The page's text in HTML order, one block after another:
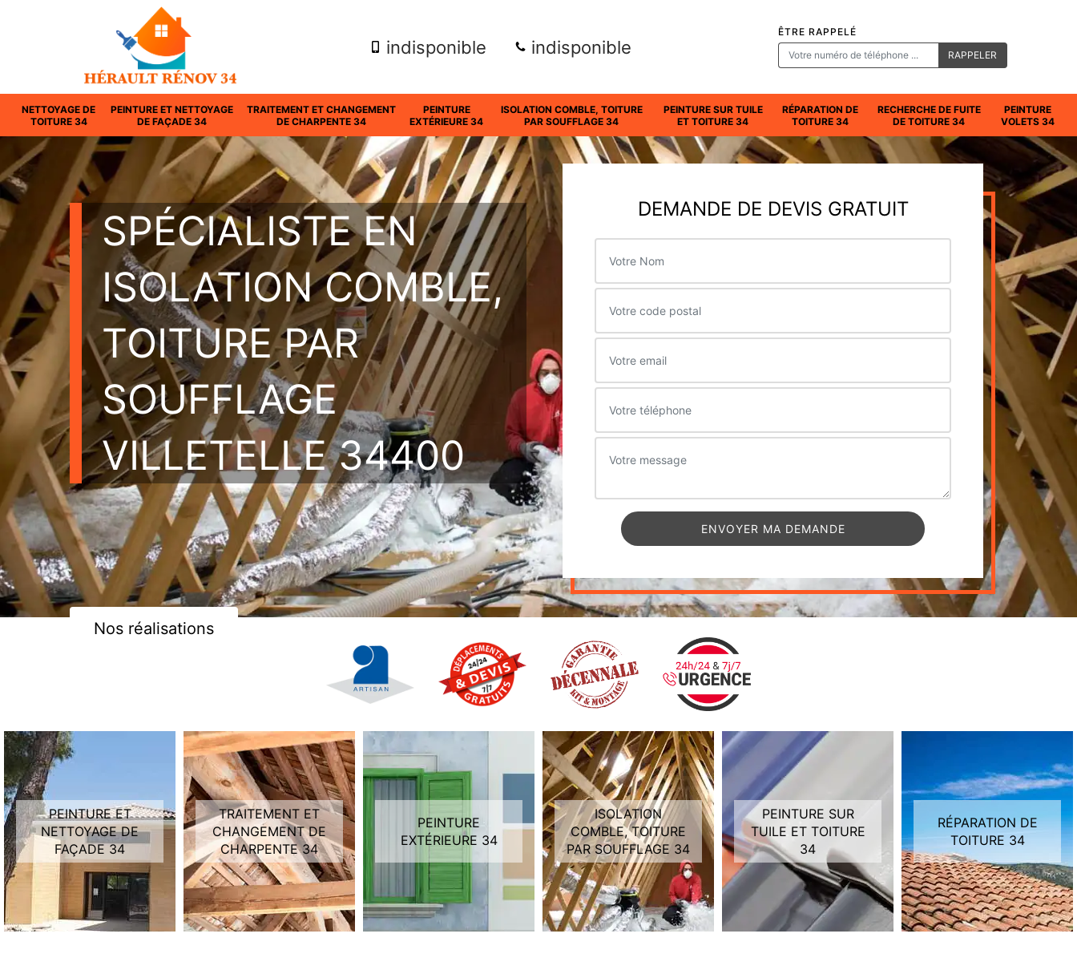
indisponible indisponible
ÊTRE RAPPELÉ
NETTOYAGE DE
TOITURE 34
PEINTURE ET NETTOYAGE
DE FAÇADE 34
TRAITEMENT ET CHANGEMENT
DE CHARPENTE 34
PEINTURE
EXTÉRIEURE 34
ISOLATION COMBLE, TOITURE
PAR SOUFFLAGE 34
PEINTURE SUR TUILE
ET TOITURE 34
RÉPARATION DE
TOITURE 34
RECHERCHE DE FUITE
DE TOITURE 34
PEINTURE
VOLETS 34
SPÉCIALISTE EN
ISOLATION COMBLE,
TOITURE PAR
SOUFFLAGE
VILLETELLE 34400
Nos réalisations
DEMANDE DE DEVIS GRATUIT
PEINTURE ET
NETTOYAGE DE
FAÇADE 34
TRAITEMENT ET
CHANGEMENT DE
CHARPENTE 34
PEINTURE
EXTÉRIEURE 34
ISOLATION
COMBLE, TOITURE
PAR SOUFFLAGE 34
PEINTURE SUR
TUILE ET TOITURE
34
RÉPARATION DE
TOITURE 34